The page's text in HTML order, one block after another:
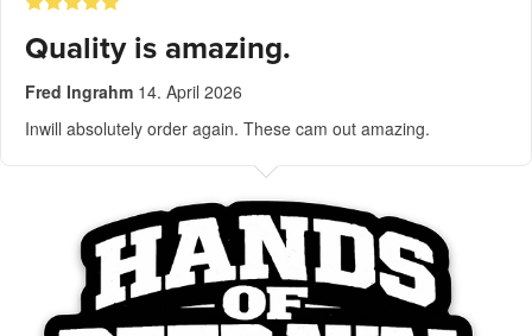
Quality is amazing.
Fred Ingrahm 14. April 2026
Inwill absolutely order again. These cam out amazing.